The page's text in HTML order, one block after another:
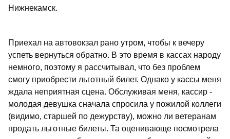
Нижнекамск.
Приехал на автовокзал рано утром, чтобы к вечеру
успеть вернуться обратно. В это время в кассах народу
немного, поэтому я рассчитывал, что без проблем
смогу приобрести льготный билет. Однако у кассы меня
ждала неприятная сцена. Обслуживая меня, кассир -
молодая девушка сначала спросила у пожилой коллеги
(видимо, старшей по дежурству), можно ли ветеранам
продать льготные билеты. Та оценивающе посмотрела